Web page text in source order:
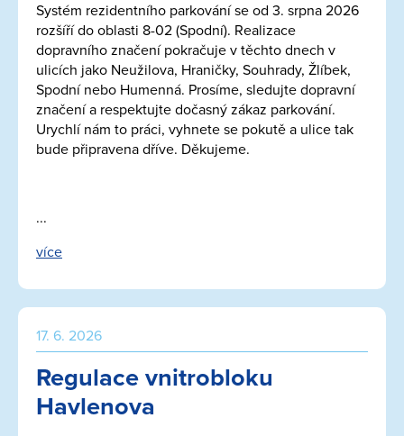
Systém rezidentního parkování se od 3. srpna 2026
rozšíří do oblasti 8-02 (Spodní). Realizace
dopravního značení pokračuje v těchto dnech v
ulicích jako Neužilova, Hraničky, Souhrady, Žlíbek,
Spodní nebo Humenná. Prosíme, sledujte dopravní
značení a respektujte dočasný zákaz parkování.
Urychlí nám to práci, vyhnete se pokutě a ulice tak
bude připravena dříve. Děkujeme.
...
více
17. 6. 2026
Regulace vnitrobloku
Havlenova